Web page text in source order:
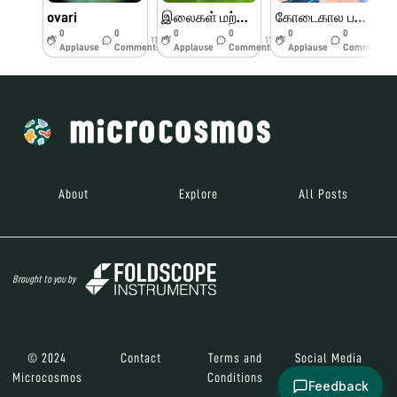
ovari
0
Applause
0
Comments
11w
இலைகள் மற்றும் பூக்களின் பாகங்கள்
0
Applause
0
Comments
11w
கோடைகால பயிற்சி முகாம் பெரியார் அறிவியல் மையம்
0
Applause
0
Comments
About Explore All Posts
Brought to you by
© 2024
Microcosmos
Contact
Terms and
Conditions
Social Media
Feedback